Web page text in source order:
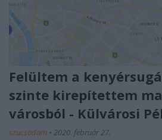
Felültem a
szinte kirepítettem
városból - Külvárosi
szucsadam • 2020. február 27.